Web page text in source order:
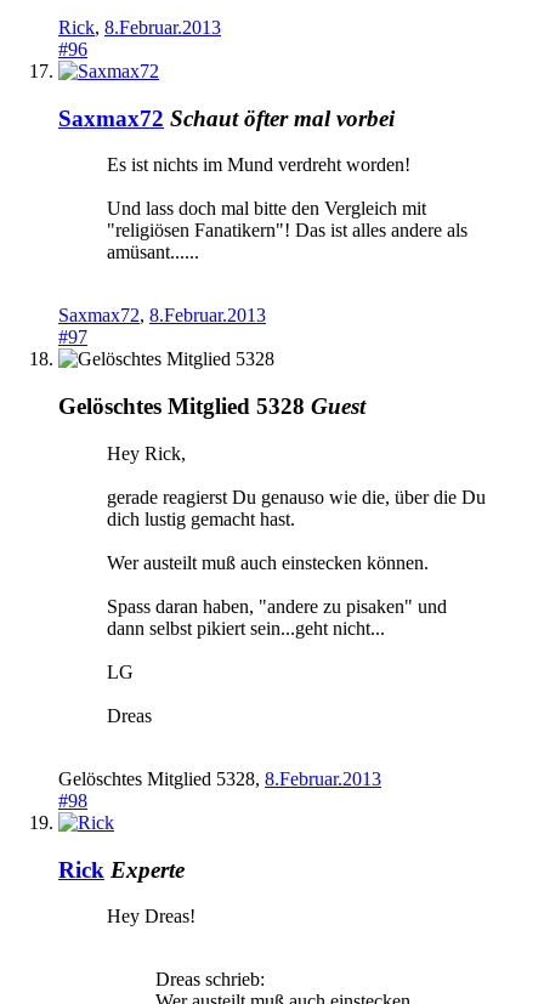
Rick, 8.Februar.2013
#96
Saxmax72 Schaut öfter mal vorbei
Es ist nichts im Mund verdreht worden!
Und lass doch mal bitte den Vergleich mit
"religiösen Fanatikern"! Das ist alles andere als
amüsant......
Saxmax72, 8.Februar.2013
#97
Gelöschtes Mitglied 5328 Guest
Hey Rick,
gerade reagierst Du genauso wie die, über die Du
dich lustig gemacht hast.
Wer austeilt muß auch einstecken können.
Spass daran haben, "andere zu pisaken" und
dann selbst pikiert sein...geht nicht...
LG
Dreas
Gelöschtes Mitglied 5328, 8.Februar.2013
#98
Rick Experte
Hey Dreas!
Dreas schrieb: